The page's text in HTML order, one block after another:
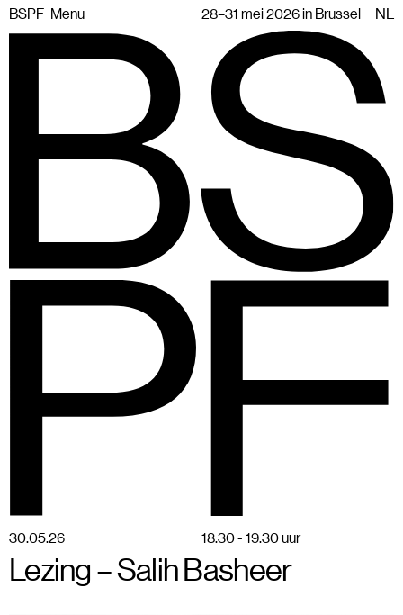
BSPF Menu 28–31 mei 2026 in Brussel NL
BSPF Menu 28–31 mei 2026 in Brussel
30.05.26 18.30 - 19.30 uur
Lezing – Salih Basheer